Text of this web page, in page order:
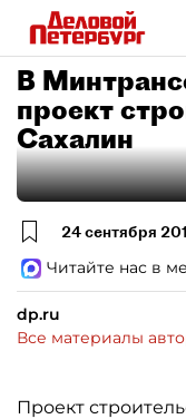
В
проект
Сахалин
24 сентября
Читайте нас в
dp.ru
Все материалы
Проект